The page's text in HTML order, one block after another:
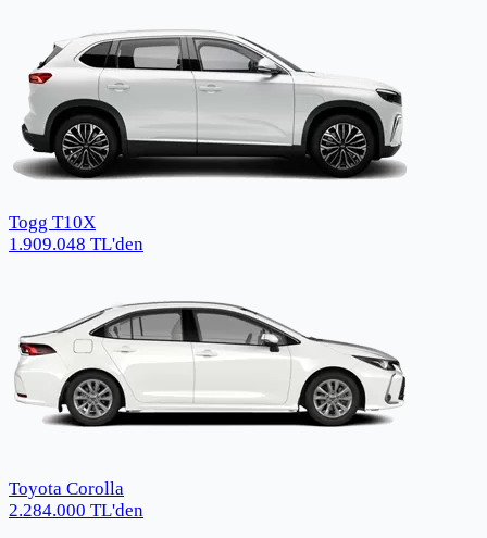
Togg T10X
1.909.048 TL'den
Toyota Corolla
2.284.000 TL'den